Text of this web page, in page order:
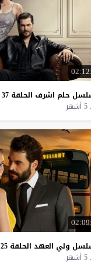
حلم اشرف الحلقة 37
ولي العهد الحلقة 25